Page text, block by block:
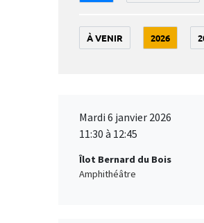
À VENIR 2026
Mardi 6 janvier 2026
11:30 à 12:45
Îlot Bernard du Bois
Amphithéâtre